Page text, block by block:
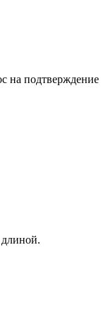
на подтверждение